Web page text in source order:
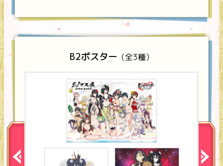
B2ポスター （全3種）